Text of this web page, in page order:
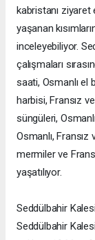
kabristanı ziyaret
yaşanan
inceleyebiliyor.
çalışmaları
saati, Osmanlı el
harbisi, Fransız
süngüleri,
Osmanlı,
mermiler ve
yaşatılıyor.
Seddülbahir
Seddülbahir